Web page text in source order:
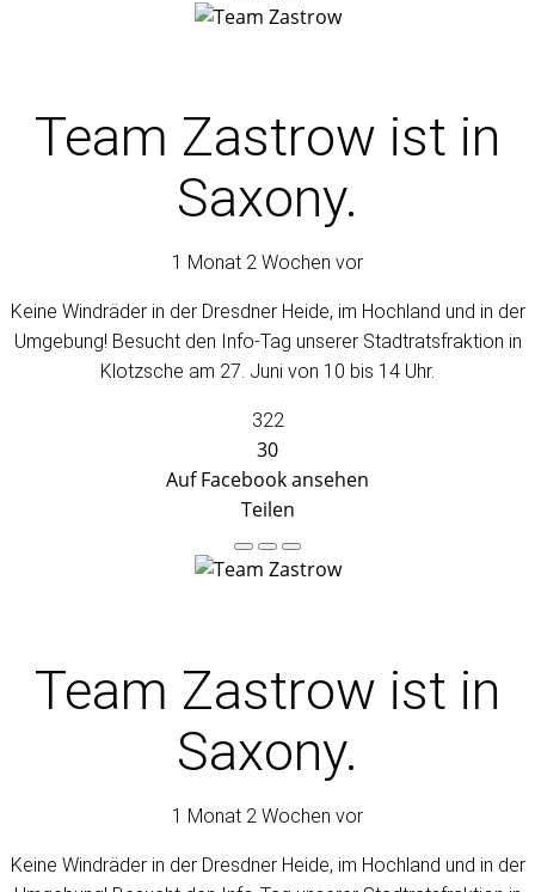
Team Zastrow ist in
Saxony.
1 Monat 2 Wochen vor
Keine Windräder in der Dresdner Heide, im Hochland und in der
Umgebung! Besucht den Info-Tag unserer Stadtratsfraktion in
Klotzsche am 27. Juni von 10 bis 14 Uhr.
322
30
Auf Facebook ansehen
Teilen
Team Zastrow ist in
Saxony.
1 Monat 2 Wochen vor
Keine Windräder in der Dresdner Heide, im Hochland und in der